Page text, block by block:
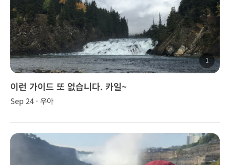
1
이런 가이드 또 없습니다. 카일~
Sep 24 · 우아